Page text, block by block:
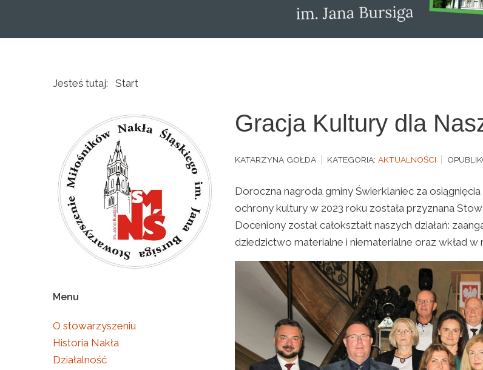
Jesteś tutaj: Start
Gracja Kultury dla
KATARZYNA GOŁDA KATEGORIA: AKTUALNOŚCI
Doroczna nagroda gminy Świerklaniec za
ochrony kultury w 2023 roku została przyznana
Doceniony został całokształt naszych działań:
dziedzictwo materialne i niematerialne oraz wkład
Menu
O stowarzyszeniu
Historia Nakła
Działalność